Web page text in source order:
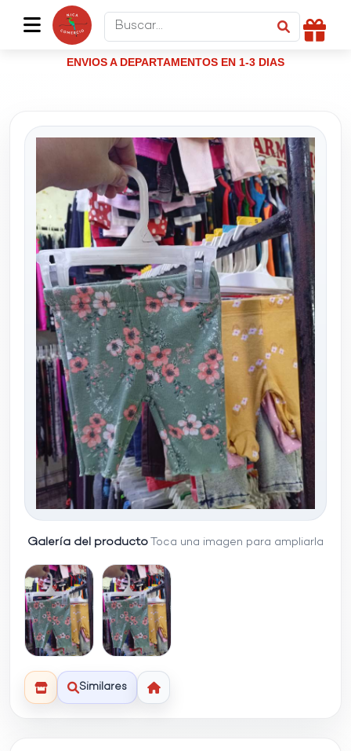
ENVIOS A DEPARTAMENTOS EN 1-3 DIAS
Galería del producto Toca una imagen para ampliarla
Similares